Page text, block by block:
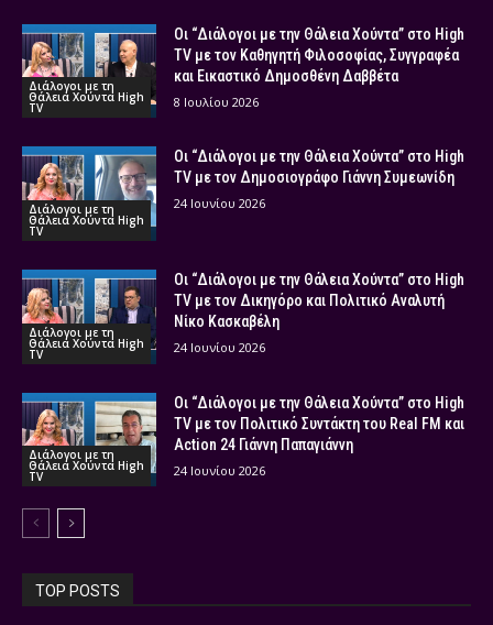
Διάλογοι με τη
Θάλεια Χούντα High
TV
Οι “Διάλογοι με την Θάλεια Χούντα” στο High
TV με τον Καθηγητή Φιλοσοφίας, Συγγραφέα
και Εικαστικό Δημοσθένη Δαββέτα
8 Ιουλίου 2026
Διάλογοι με τη
Θάλεια Χούντα High
TV
Οι “Διάλογοι με την Θάλεια Χούντα” στο High
TV με τον Δημοσιογράφο Γιάννη Συμεωνίδη
24 Ιουνίου 2026
Διάλογοι με τη
Θάλεια Χούντα High
TV
Οι “Διάλογοι με την Θάλεια Χούντα” στο High
TV με τον Δικηγόρο και Πολιτικό Αναλυτή
Νίκο Κασκαβέλη
24 Ιουνίου 2026
Διάλογοι με τη
Θάλεια Χούντα High
TV
Οι “Διάλογοι με την Θάλεια Χούντα” στο High
TV με τον Πολιτικό Συντάκτη του Real FM και
Action 24 Γιάννη Παπαγιάννη
24 Ιουνίου 2026
TOP POSTS